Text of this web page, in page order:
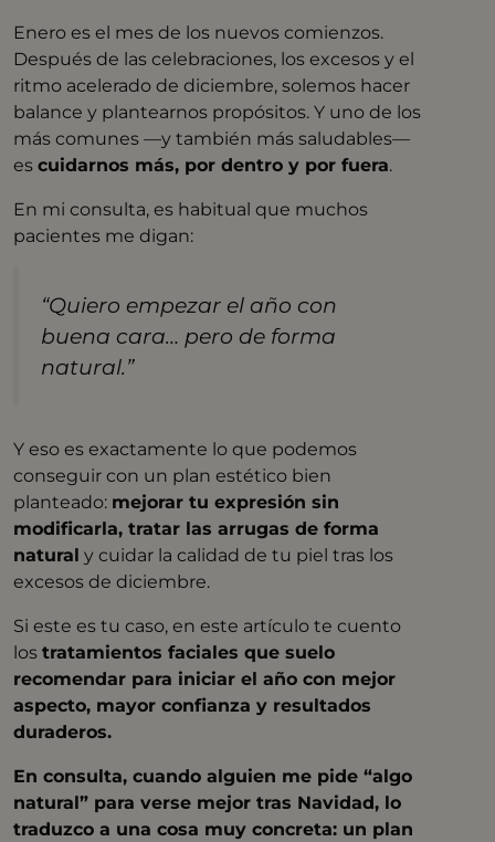
Enero es el mes de los nuevos comienzos.
Después de las celebraciones, los excesos y el
ritmo acelerado de diciembre, solemos hacer
balance y plantearnos propósitos. Y uno de los
más comunes —y también más saludables—
escuidarnos más, por dentro y por fuera.
En mi consulta, es habitual que muchos
pacientes me digan:
“Quiero empezar el año con
buena cara… pero de forma
natural.”
Y eso es exactamente lo que podemos
conseguir con un plan estético bien
planteado: mejorar tu expresión sin
modificarla, tratar las arrugas de forma
natural y cuidar la calidad de tu piel tras los
excesos de diciembre.
Si este es tu caso, en este artículo te cuento
lostratamientos faciales que suelo
recomendar para iniciar el año con mejor
aspecto, mayor confianza y resultados
duraderos.
En consulta, cuando alguien me pide “algo
natural” para verse mejor tras Navidad, lo
traduzco a una cosa muy concreta: un plan